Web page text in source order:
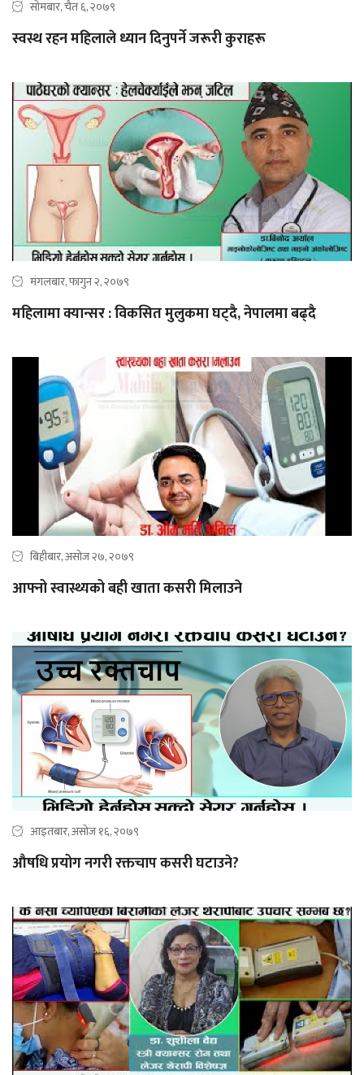
सोमबार, चैत ६, २०७९
स्वस्थ रहन महिलाले ध्यान दिनुपर्ने जरूरी कुराहरू
मंगलबार, फागुन २, २०७९
महिलामा क्यान्सर : विकसित मुलुकमा घट्दै, नेपालमा बढ्दै
बिहीबार, असोज २७, २०७९
आफ्नो स्वास्थ्यको बही खाता कसरी मिलाउने
आइतबार, असोज १६, २०७९
औषधि प्रयोग नगरी रक्तचाप कसरी घटाउने?